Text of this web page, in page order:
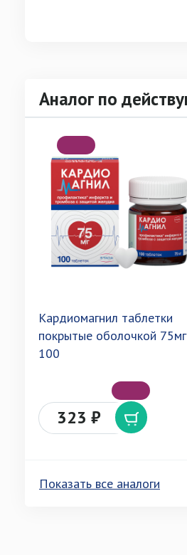
Аналог по
Кардиомагнил таблетки
покрытые оболочкой 75мг
100
323 ₽
Показать все аналоги